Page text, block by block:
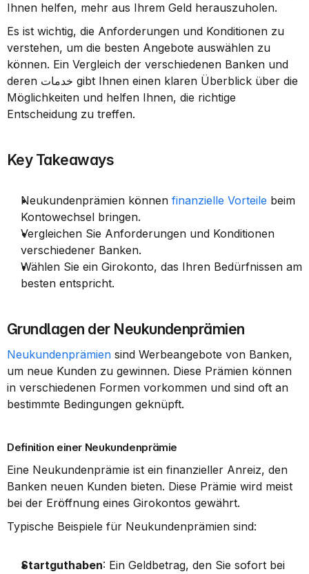
Ihnen helfen, mehr aus Ihrem Geld herauszuholen.
Es ist wichtig, die Anforderungen und Konditionen zu
verstehen, um die besten Angebote auswählen zu
können. Ein Vergleich der verschiedenen Banken und
deren خدمات gibt Ihnen einen klaren Überblick über die
Möglichkeiten und helfen Ihnen, die richtige
Entscheidung zu treffen.
Key Takeaways
Neukundenprämien können finanzielle Vorteile beim
Kontowechsel bringen.
Vergleichen Sie Anforderungen und Konditionen
verschiedener Banken.
Wählen Sie ein Girokonto, das Ihren Bedürfnissen am
besten entspricht.
Grundlagen der Neukundenprämien
Neukundenprämien sind Werbeangebote von Banken,
um neue Kunden zu gewinnen. Diese Prämien können
in verschiedenen Formen vorkommen und sind oft an
bestimmte Bedingungen geknüpft.
Definition einer Neukundenprämie
Eine Neukundenprämie ist ein finanzieller Anreiz, den
Banken neuen Kunden bieten. Diese Prämie wird meist
bei der Eröffnung eines Girokontos gewährt.
Typische Beispiele für Neukundenprämien sind:
Startguthaben: Ein Geldbetrag, den Sie sofort bei